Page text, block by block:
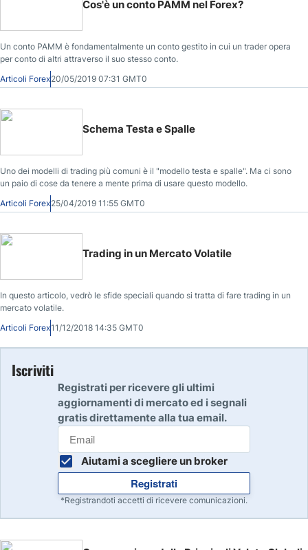
Cos'è un conto PAMM nel Forex?
Un conto PAMM è fondamentalmente un conto gestito in cui un trader opera
per conto di altri attraverso il suo stesso conto.
Articoli Forex20/05/2019 07:31 GMT0
Schema Testa e Spalle
Uno dei modelli di trading più comuni è il "modello testa e spalle". Ma ci sono
un paio di cose da tenere a mente prima di usare questo modello.
Articoli Forex25/04/2019 11:55 GMT0
Trading in un Mercato Volatile
In questo articolo, vedrò le sfide speciali quando si tratta di fare trading in un
mercato volatile.
Articoli Forex11/12/2018 14:35 GMT0
Iscriviti
Registrati per ricevere gli ultimi
aggiornamenti di mercato ed i segnali
gratis direttamente alla tua email.
Aiutami a scegliere un broker
Registrati
*Registrandoti accetti di ricevere comunicazioni.